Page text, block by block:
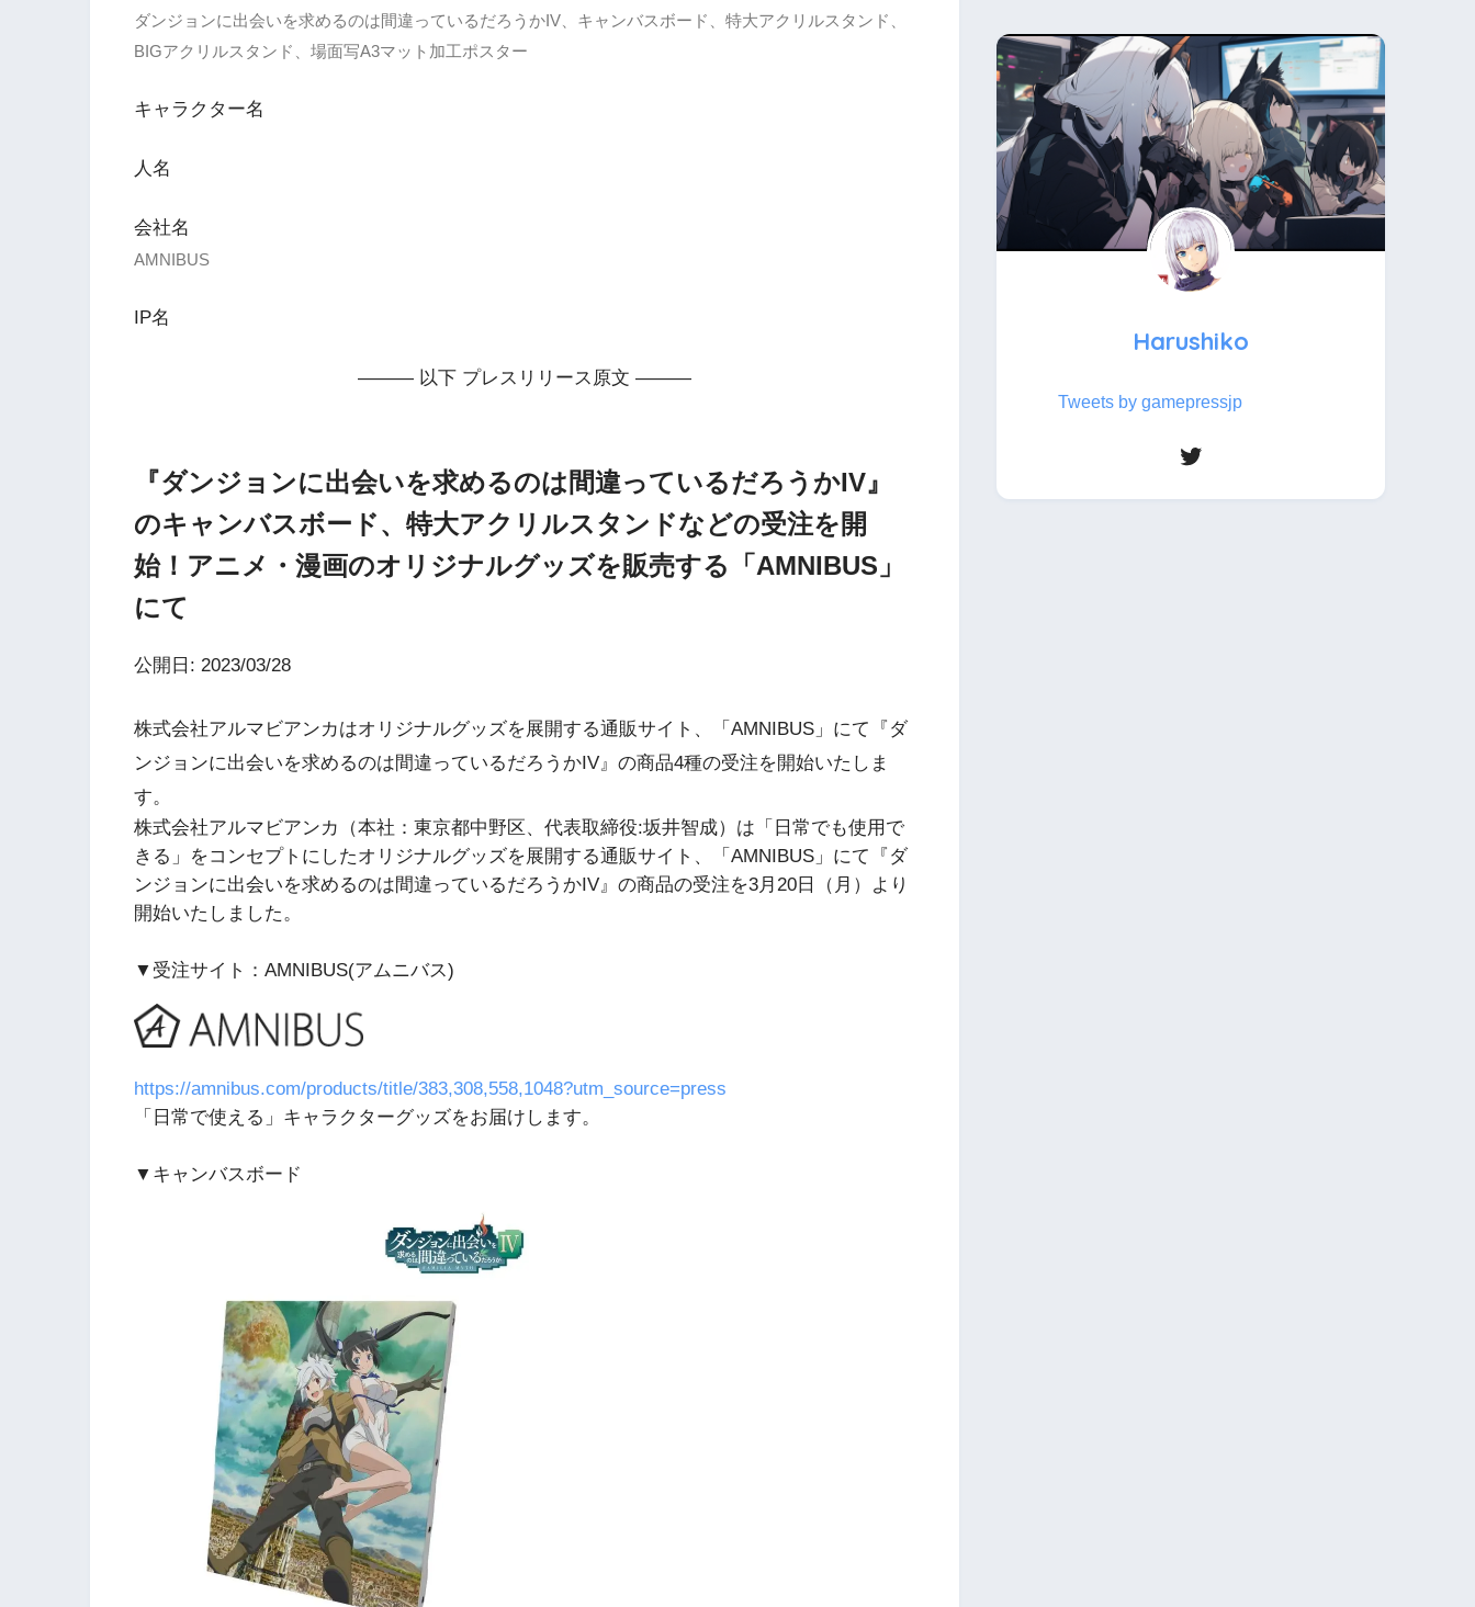
ダンジョンに出会いを求めるのは間違っているだろうかIV、キャンバスボード、特大アクリルスタンド、
BIGアクリルスタンド、場面写A3マット加工ポスター
キャラクター名
人名
会社名
AMNIBUS
IP名
——— 以下 プレスリリース原文 ———
『ダンジョンに出会いを求めるのは間違っているだろうかIV』
のキャンバスボード、特大アクリルスタンドなどの受注を開
始！アニメ・漫画のオリジナルグッズを販売する「AMNIBUS」
にて
公開日: 2023/03/28
株式会社アルマビアンカはオリジナルグッズを展開する通販サイト、「AMNIBUS」にて『ダ
ンジョンに出会いを求めるのは間違っているだろうかIV』の商品4種の受注を開始いたしま
す。
株式会社アルマビアンカ（本社：東京都中野区、代表取締役:坂井智成）は「日常でも使用で
きる」をコンセプトにしたオリジナルグッズを展開する通販サイト、「AMNIBUS」にて『ダ
ンジョンに出会いを求めるのは間違っているだろうかIV』の商品の受注を3月20日（月）より
開始いたしました。
▼受注サイト：AMNIBUS(アムニバス)
https://amnibus.com/products/title/383,308,558,1048?utm_source=press
「日常で使える」キャラクターグッズをお届けします。
▼キャンバスボード
Harushiko
Tweets by gamepressjp